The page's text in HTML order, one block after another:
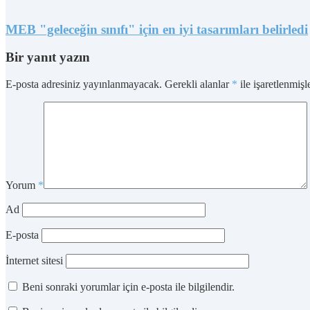
MEB "geleceğin sınıfı" için en iyi tasarımları belirledi
Bir yanıt yazın
E-posta adresiniz yayınlanmayacak. Gerekli alanlar * ile
Yorum *
Ad
E-posta
İnternet sitesi
Beni sonraki yorumlar için e-posta ile bilgilendir.